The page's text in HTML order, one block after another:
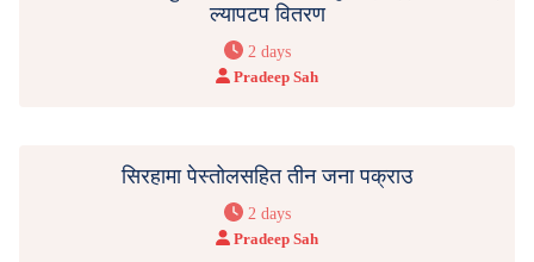
ल्यापटप वितरण
2 days
Pradeep Sah
सिरहामा पेस्तोलसहित तीन जना पक्राउ
2 days
Pradeep Sah